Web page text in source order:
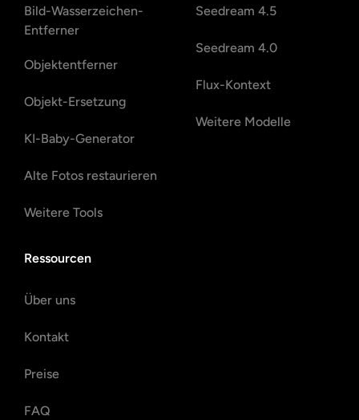
Bild-Wasserzeichen-
Entferner
Objektentferner
Objekt-Ersetzung
KI-Baby-Generator
Alte Fotos restaurieren
Weitere Tools
Seedream 4.5
Seedream 4.0
Flux-Kontext
Weitere Modelle
Ressourcen
Über uns
Kontakt
Preise
FAQ